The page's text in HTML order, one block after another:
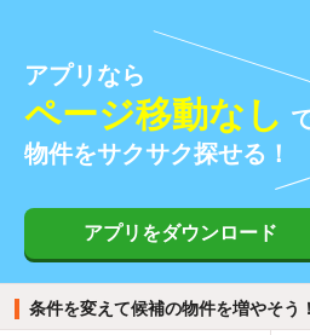
アプリなら
ページ移動なし
物件をサクサク探せる！
アプリをダウンロード
条件を変えて候補の物件を増やそう！